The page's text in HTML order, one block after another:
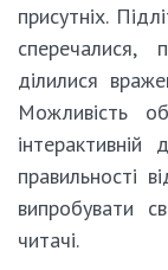
присутніх.
сперечалися,
ділилися
Можливість
правильності
випробувати
читачі.